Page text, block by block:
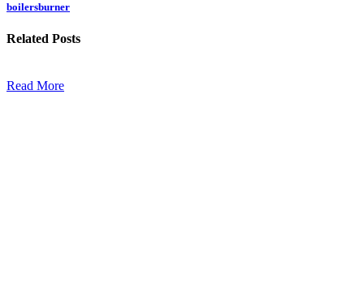
boilersburner
Related Posts
Read More